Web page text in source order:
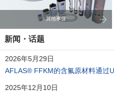
其他事业
新闻・话题
2026年5月29日
AFLAS® FFKM的含氟原材料通过
2025年12月10日